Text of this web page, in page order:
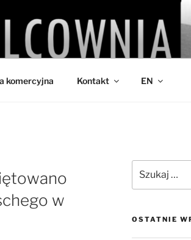
komercyjna Kontakt EN
w
OSTATNIE